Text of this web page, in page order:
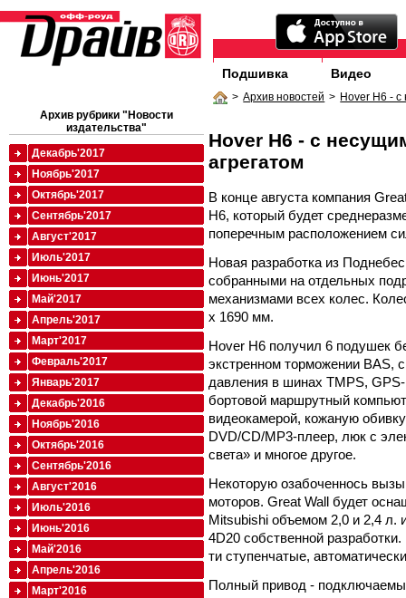
Подшивка Видео
> Архив новостей > Hover H6 -
Hover H6 - с
агрегатом
В конце августа компания
H6, который будет
поперечным расположением
Новая разработка из
собранными на отдельных
механизмами всех колес.
х 1690 мм.
Hover H6 получил 6 подушек
экстренном торможении BAS,
давления в шинах TMPS,
бортовой маршрутный
видеокамерой, кожаную
DVD/CD/MP3-плеер, люк с
света» и многое другое.
Некоторую озабоченнось
моторов. Great Wall будет
Mitsubishi объемом 2,0 и 2,4 л.
4D20 собственной
ти ступенчатые,
Полный привод -
Архив рубрики "Новости
издательства"
Декабрь'2017
Ноябрь'2017
Октябрь'2017
Сентябрь'2017
Август'2017
Июль'2017
Июнь'2017
Май'2017
Апрель'2017
Март'2017
Февраль'2017
Январь'2017
Декабрь'2016
Ноябрь'2016
Октябрь'2016
Сентябрь'2016
Август'2016
Июль'2016
Июнь'2016
Май'2016
Апрель'2016
Март'2016